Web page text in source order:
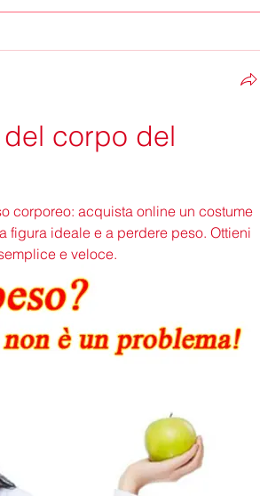
corpo del
corporeo: acquista online un costume
figura ideale e a perdere peso. Ottieni
e veloce.